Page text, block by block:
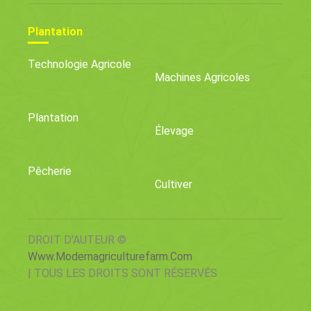
Plantation
Technologie Agricole
Machines Agricoles
Plantation
Élevage
Pêcherie
Cultiver
DROIT D'AUTEUR ©
Www.modernagriculturefarm.com
| TOUS LES DROITS SONT RÉSERVÉS